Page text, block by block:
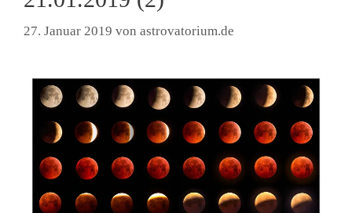
27. Januar 2019 von astrovatorium.de